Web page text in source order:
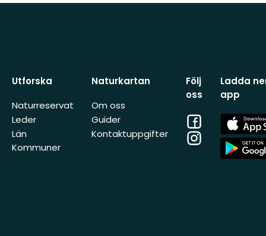
Utforska
Naturreservat
Leder
Län
Kommuner
Naturkartan
Om oss
Guider
Kontaktuppgifter
Följ
oss
Facebook
Instagram
Ladda
app
App
Store
App
Store